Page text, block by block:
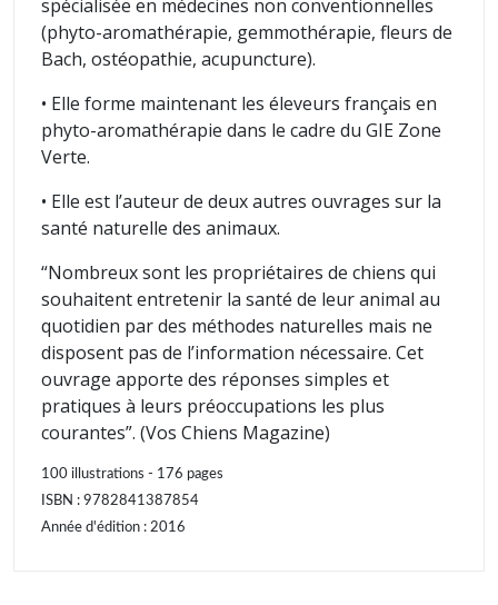
spécialisée en médecines non conventionnelles
(phyto-aromathérapie, gemmothérapie, fleurs de
Bach, ostéopathie, acupuncture).
• Elle forme maintenant les éleveurs français en
phyto-aromathérapie dans le cadre du GIE Zone
Verte.
• Elle est l’auteur de deux autres ouvrages sur la
santé naturelle des animaux.
“Nombreux sont les propriétaires de chiens qui
souhaitent entretenir la santé de leur animal au
quotidien par des méthodes naturelles mais ne
disposent pas de l’information nécessaire. Cet
ouvrage apporte des réponses simples et
pratiques à leurs préoccupations les plus
courantes”. (Vos Chiens Magazine)
100 illustrations - 176 pages
ISBN : 9782841387854
Année d'édition : 2016